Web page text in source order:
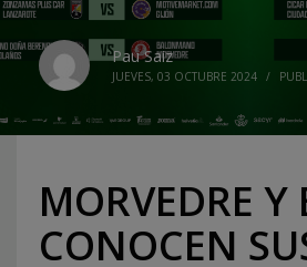
Pau Saiz
JUEVES, 03 OCTUBRE 2024 /
MORVEDRE Y
CONOCEN